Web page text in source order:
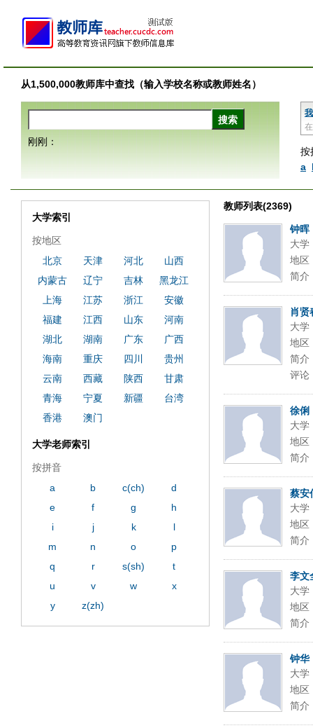
从1,500,000教师库中查找（输入学校名称或教师姓名）
按
a
刚刚：
教师列表(2369)
钟晖
大学
地区
简介
肖贤
大学
地区
简介
评论
徐俐
大学
地区
简介
蔡安
大学
地区
简介
李文
大学
地区
简介
钟华
大学
地区
简介
大学索引
按地区
北京
天津 河北
山西
内蒙古
辽宁 吉林
黑龙江
上海
江苏 浙江
安徽
福建
江西 山东
河南
湖北
湖南 广东
广西
海南
重庆 四川
贵州
云南
西藏 陕西
甘肃
青海
宁夏 新疆
台湾
香港
澳门
大学老师索引
按拼音
a
b c(ch)
d
e
f g
h
i
j k
l
m
n o
p
q
r s(sh)
t
u
v w
x
y
z(zh)